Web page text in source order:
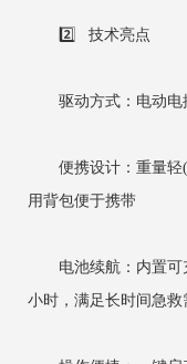
2️⃣ 技术亮点
驱动方式：电动电
便携设计：重量轻
用背包便于携带
电池续航：内置可
小时，满足长时间急救